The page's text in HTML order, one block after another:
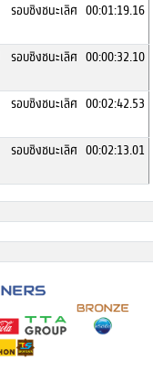
รอบชิงชนะเลิศ 00:01:19.16
รอบชิงชนะเลิศ 00:00:32.10
รอบชิงชนะเลิศ 00:02:42.53
รอบชิงชนะเลิศ 00:02:13.01